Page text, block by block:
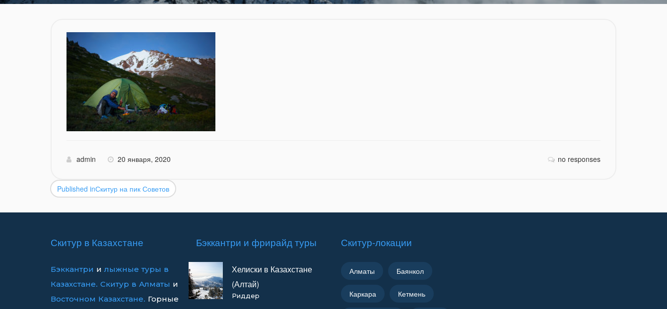
admin 20 января, 2020 no responses
Навигация
по
Published inСкитур на пик Советов
Скитур в Казахстане
Бэккантри илыжные туры в
Казахстане. Скитур в Алматы и
Восточном Казахстане. Горные
Бэккантри и фрирайд туры
Хелиски в Казахстане
(Алтай)
Риддер
Скитур-локации
Алматы Баянкол
Каркара Кетмень